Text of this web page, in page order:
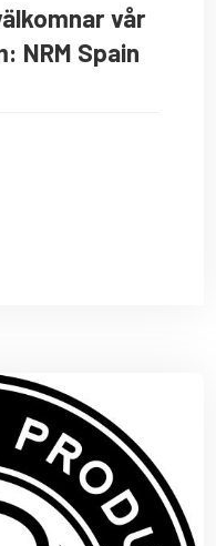
vår
NRM Spain